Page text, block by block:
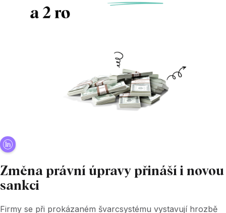
Změna právní úpravy přináší i novou
sankci
Firmy se při prokázaném švarcsystému vystavují hrozbě